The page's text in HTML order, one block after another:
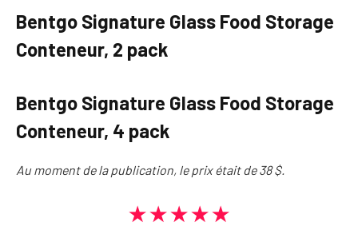
Bentgo Signature Glass Food Storage
Conteneur, 2 pack
Bentgo Signature Glass Food Storage
Conteneur, 4 pack
Au moment de la publication, le prix était de 38 $.
★★★★★